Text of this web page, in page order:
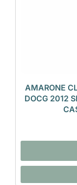
AMARONE
DOCG 2012